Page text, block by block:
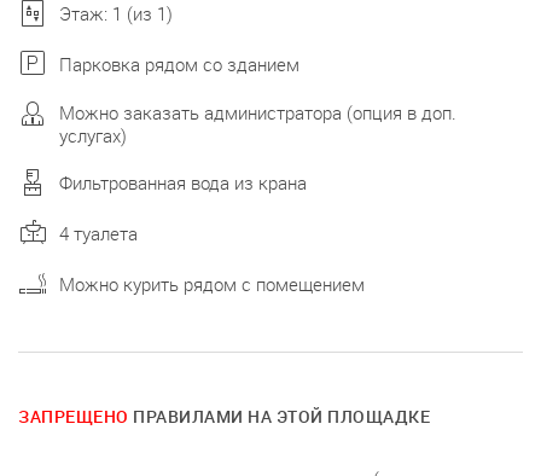
Этаж: 1 (из 1)
Парковка рядом со зданием
Можно заказать администратора (опция в доп.
услугах)
Фильтрованная вода из крана
4 туалета
Можно курить рядом с помещением
ЗАПРЕЩЕНО ПРАВИЛАМИ НА ЭТОЙ ПЛОЩАДКЕ